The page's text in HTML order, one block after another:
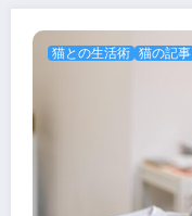
猫との生活術 猫の記事